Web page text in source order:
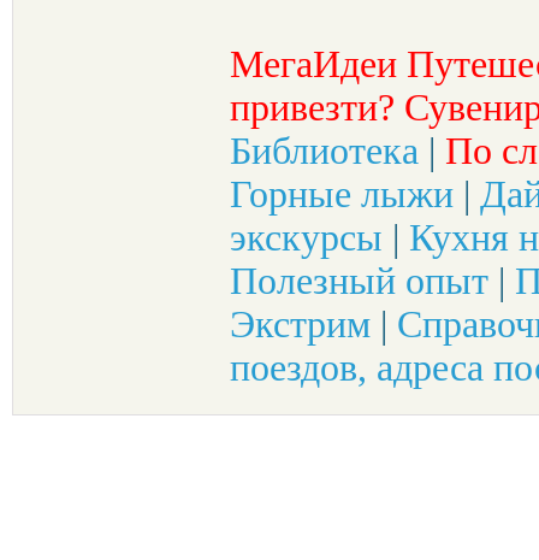
МегаИдеи
привезти?
Библиотека | По
Горные лыжи |
экскурсы | Кухня
Полезный опыт |
Экстрим |
поездов, адреса